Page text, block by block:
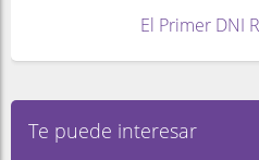
El Primer DNI
Te puede interesar